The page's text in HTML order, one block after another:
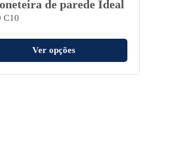
de parede Ideal
C10
Ver opções